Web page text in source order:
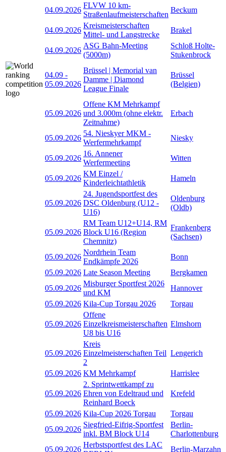
04.09.2026
FLVW 10 km-
Straßenlaufmeisterschaften
Beckum
04.09.2026
Kreismeisterschaften
Mittel- und Langstrecke
Brakel
04.09.2026
ASG Bahn-Meeting
(5000m)
Schloß Holte-
Stukenbrock
04.09 -
05.09.2026
Brüssel | Memorial van
Damme | Diamond
League Finale
Brüssel
(Belgien)
05.09.2026
Offene KM Mehrkampf
und 3.000m (ohne elektr.
Zeitnahme)
Erbach
05.09.2026
54. Nieskyer MKM -
Werfermehrkampf
Niesky
05.09.2026
16. Annener
Werfermeeting
Witten
05.09.2026
KM Einzel /
Kinderleichtathletik
Hameln
05.09.2026
24. Jugendsportfest des
DSC Oldenburg (U12 -
U16)
Oldenburg
(Oldb)
05.09.2026
RM Team U12+U14, RM
Block U16 (Region
Chemnitz)
Frankenberg
(Sachsen)
05.09.2026
Nordrhein Team
Endkämpfe 2026
Bonn
05.09.2026 Late Season Meeting
Bergkamen
05.09.2026
Misburger Sportfest 2026
und KM
Hannover
05.09.2026 Kila-Cup Torgau 2026 Torgau
05.09.2026
Offene
Einzelkreismeisterschaften
U8 bis U16
Elmshorn
05.09.2026
Kreis
Einzelmeisterschaften Teil
2
Lengerich
05.09.2026 KM Mehrkampf Harrislee
05.09.2026
2. Sprintwettkampf zu
Ehren von Edeltraud und
Reinhard Boeck
Krefeld
05.09.2026 Kila-Cup 2026 Torgau
Torgau
05.09.2026
Siegfried-Eifrig-Sportfest
inkl. BM Block U14
Berlin-
Charlottenburg
05.09.2026
Herbstsportfest des LAC
Berlin-Marzahn